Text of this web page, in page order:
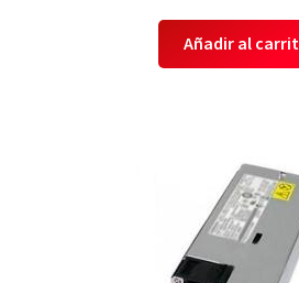
Añadir al